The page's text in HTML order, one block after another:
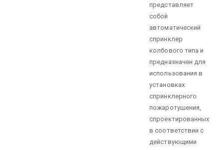
представляет
собой
автоматический
спринклер
колбового типа и
предназначен для
использования в
установках
спринклерного
пожаротушения,
спроектированных
в соответствии с
действующими